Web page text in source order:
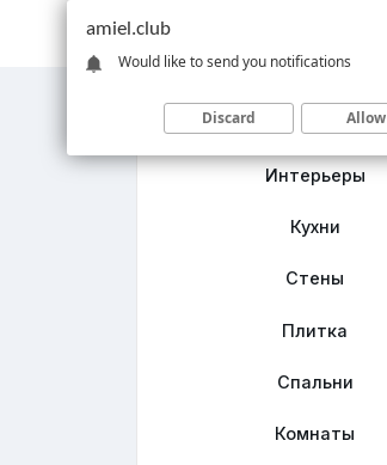
Главная
Интерьеры
Кухни
Стены
Плитка
Спальни
Комнаты
amiel.club
Would like to send you notifications
Discard Allow